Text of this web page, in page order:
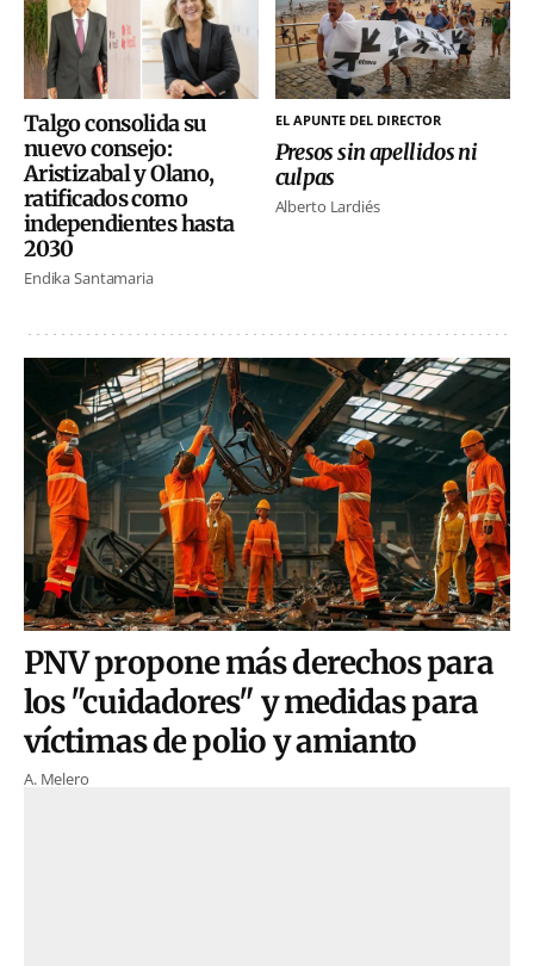
Talgo consolida su
nuevo consejo:
Aristizabal y Olano,
ratificados como
independientes hasta
2030
Endika Santamaria
EL APUNTE DEL DIRECTOR
Presos sin apellidos ni
culpas
Alberto Lardiés
PNV propone más derechos para
los "cuidadores" y medidas para
víctimas de polio y amianto
A. Melero